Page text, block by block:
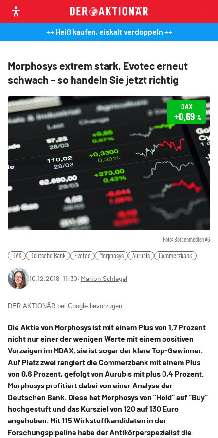
++ Heiß kaufen, eiskalt verdoppeln ++
Morphosys extrem stark, Evotec erneut
schwach – so handeln Sie jetzt richtig
Foto: Börsenmedien AG
DAX
+0,69%
DAX Deutsche Bank Evotec Morphosys Aurubis Commerzbank
10.12.2018, 11:30‧ Marion Schlegel
DER AKTIONÄR bei Google bevorzugen
Die Aktie von Morphosys ist mit einem Plus von 1,7 Prozent
nicht nur einer der wenigen Werte mit einem positiven
Vorzeigen im MDAX, sie ist sogar der klare Top-Gewinner.
Auf Platz zwei rangiert die Commerzbank mit einem Plus
von 0,6 Prozent, gefolgt von Aurubis mit plus 0,4 Prozent.
Morphosys profitiert dabei von einer Analyse der
Deutschen Bank. Diese hat Morphosys von "Hold" auf "Buy"
hochgestuft und das Kursziel von 120 auf 130 Euro
angehoben. Mit 115 Wirkstoffkandidaten in der
Forschungspipeline habe der Antikörperspezialist die